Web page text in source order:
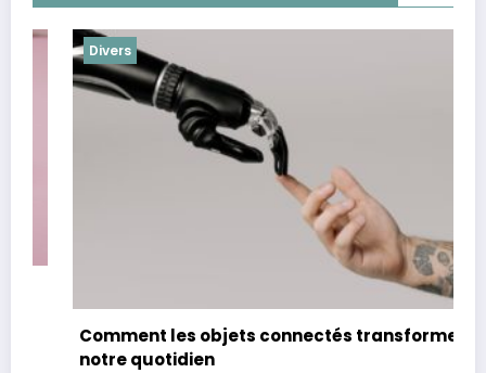
Divers
Comment les objets connectés transforment
notre quotidien